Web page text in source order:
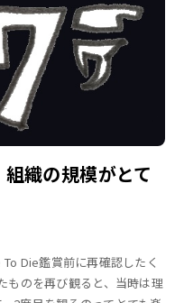
組織の規模がとて
Die鑑賞前に再確認したく
のを再び観ると、当時は理